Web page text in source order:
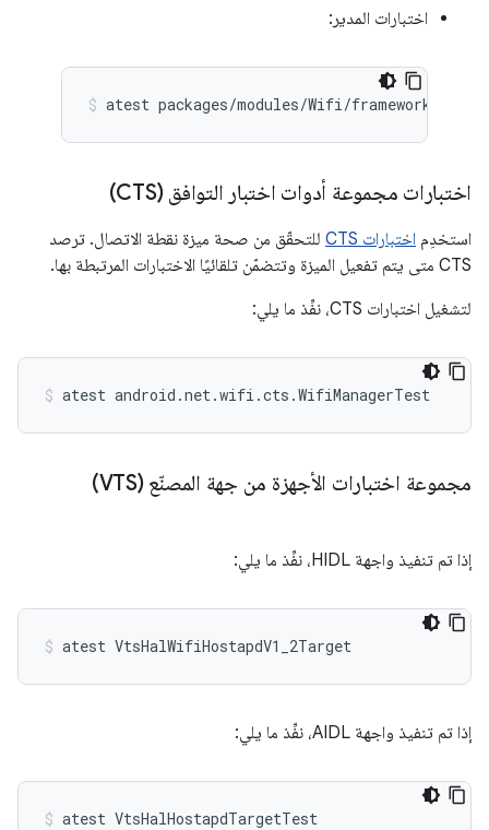
اختبارات المدير:
atest packages/modules/Wifi/framework/
اختبارات مجموعة أدوات اختبار التوافق (CTS)
استخدِم اختبارات CTS
للتحقّق من صحة ميزة نقطة الاتصال. ترصد
CTS متى يتم تفعيل الميزة وتتضمّن تلقائيًا الاختبارات المرتبطة بها.
لتشغيل اختبارات CTS، نفِّذ ما يلي:
atest android.net.wifi.cts.WifiManagerTest
مجموعة اختبارات الأجهزة من جهة المصنّع (VTS)
إذا تم تنفيذ واجهة HIDL، نفِّذ ما يلي:
atest VtsHalWifiHostapdV1_2Target
إذا تم تنفيذ واجهة AIDL، نفِّذ ما يلي:
atest VtsHalHostapdTargetTest